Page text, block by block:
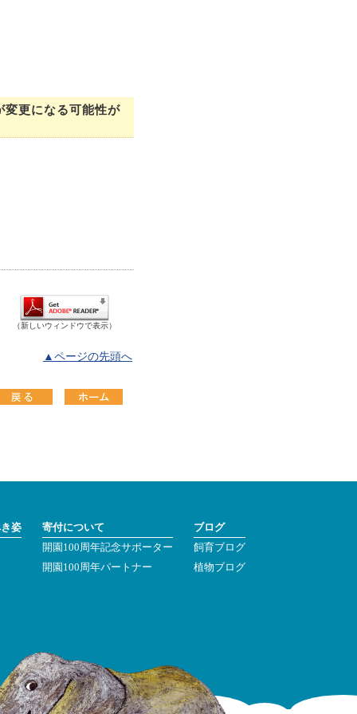
更になる可能性が
（新しいウィンドウで表示）
▲ページの先頭へ
姿
寄付について
開園100周年記念サポーター
開園100周年パートナー
ブログ
飼育ブログ
植物ブログ